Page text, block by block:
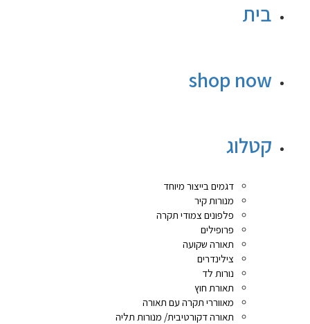
בית
shop now
קטלוג
דגמים בייצור מיוחד
מנורות קיר
פלפונים צמודי תקרה
פרופילים
תאורה שקועה
צילינדרים
נורות לד
תאורת חוץ
מאווררי תקרה עם תאורה
תאורה דקורטיבית/ מנורות תליה